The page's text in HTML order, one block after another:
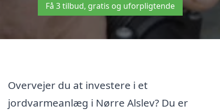
Få 3 tilbud, gratis og uforpligtende
Overvejer du at investere i et
jordvarmeanlæg i Nørre Alslev? Du er